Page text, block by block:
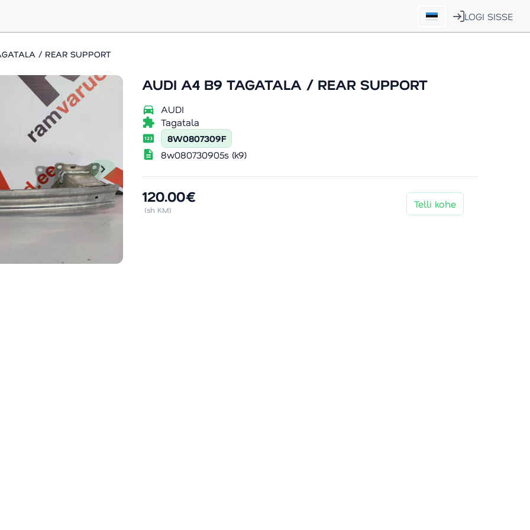
LOGI SISSE
/ REAR SUPPORT
chevron_right
AUDI A4 B9 TAGATALA / REAR SUPPORT
directions_car AUDI
extension Tagatala
pin 8W0807309F
description 8w080730905s (k9)
120.00€
(sh KM) Telli kohe